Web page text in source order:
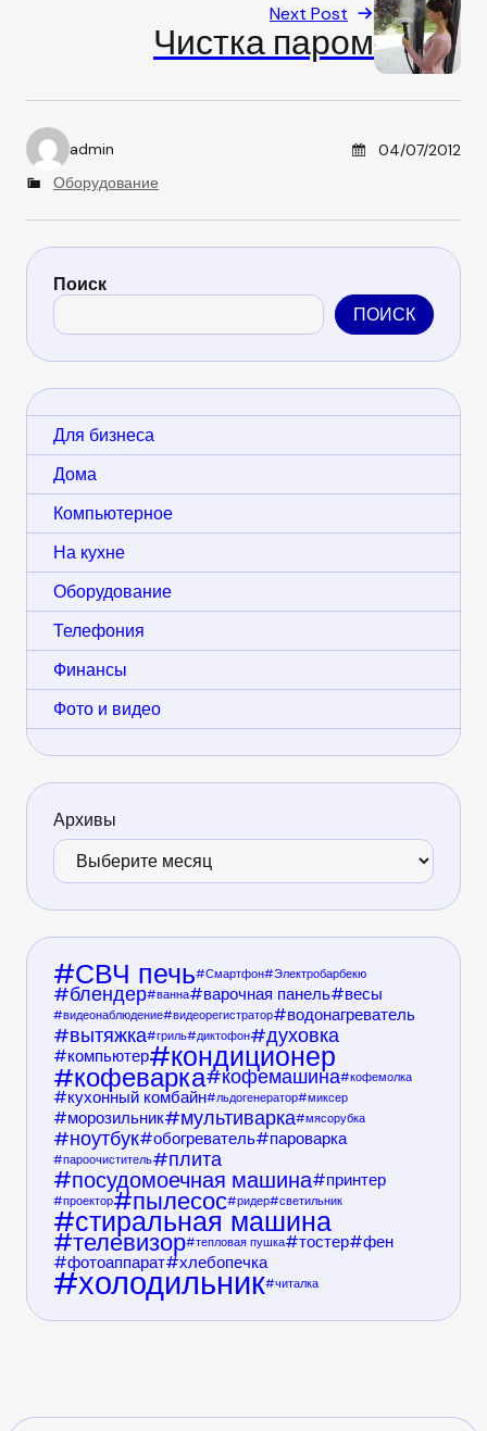
Next Post
Чистка паром
A
u
h
r
admin Posted on
04/07/2012
C
t
o
r
i
s
Оборудование
Поиск
ПОИСК
Для бизнеса
Дома
Компьютерное
На кухне
Оборудование
Телефония
Финансы
Фото и видео
Архивы
СВЧ печь Смартфон Электробарбекю
блендер ванна варочная панель весы
видеонаблюдение видеорегистратор водонагреватель
вытяжка гриль диктофон духовка
компьютер кондиционер
кофеварка кофемашина кофемолка
кухонный комбайн льдогенератор миксер
морозильник мультиварка мясорубка
ноутбук обогреватель пароварка
пароочиститель плита
посудомоечная машина принтер
проектор пылесос ридер светильник
стиральная машина
телевизор тепловая пушка тостер
фен
фотоаппарат
хлебопечка
холодильник читалка